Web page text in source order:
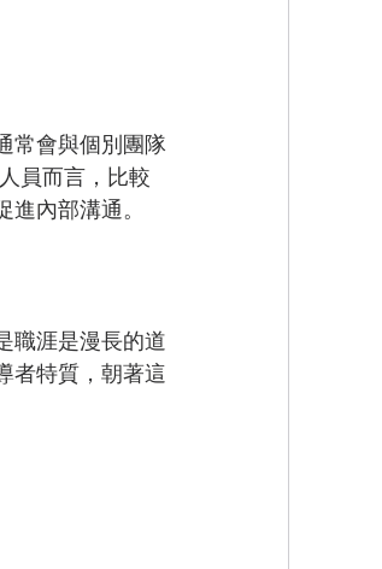
常會與個別團隊
員而言，比較
內部溝通。
職涯是漫長的道
者特質，朝著這